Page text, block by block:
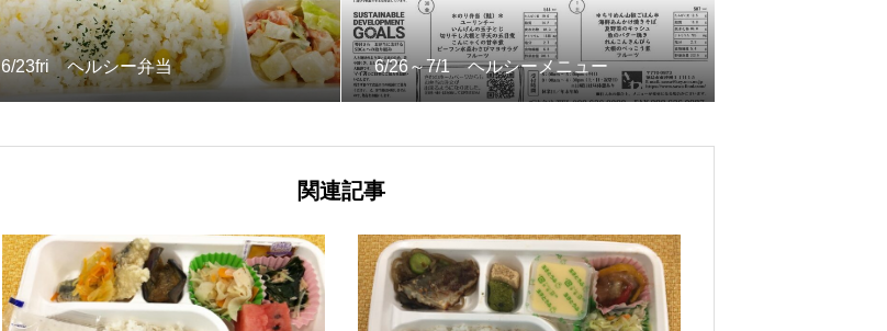
6/23fri ヘルシー弁当 6/26～7/1 ヘルシーメニュー
関連記事